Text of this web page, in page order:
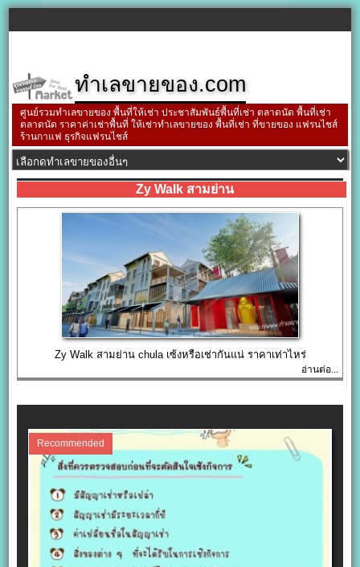
ทำเลขายของ.com
ศูนย์รวมทำเลขายของ พื้นที่ให้เช่า ประชาสัมพันธ์พื้นที่เช่า ตลาดนัด พื้นที่เช่า
ตลาดนัด ราคาค่าเช่าพื้นที่ ให้เช่าทำเลขายของ พื้นที่เช่า ที่ขายของ แฟรนไชส์
ร้านกาแฟ ธุรกิจแฟรนไชส์
Zy Walk สามย่าน
Zy Walk สามย่าน chula เซ้งหรือเช่ากันแน่ ราคาเท่าไหร่
อ่านต่อ...
Recommended